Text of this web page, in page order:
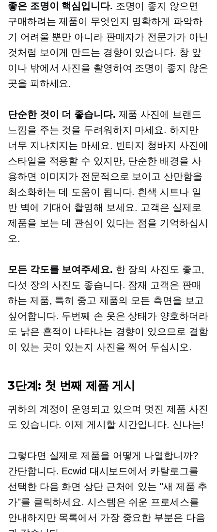
좋은 조명이 핵심입니다. 조명이 좋지 않으면
구매하려는 제품이 무엇인지 명확하게 파악하
기 어려울 뿐만 아니라 판매자가 전문가가 아닌
것처럼 보이게 만드는 경향이 있습니다. 창 앞
이나 밖에서 사진을 촬영하여 조명이 좋지 않은
곳을 피하세요.
단순한 것이 더 좋습니다. 제품 사진에 브랜드
느낌을 주는 것을 두려워하지 마세요. 하지만
너무 지나치지는 마세요. 빈티지 청바지 사진에
스타일을 적용할 수 있지만, 단순한 배경을 사
용하면 이미지가 전문적으로 보이고 산만함을
최소화하는 데 도움이 됩니다. 흰색 시트나 일
반 벽에 기대어 촬영해 보세요. 고객은 실제로
제품을 보는 데 관심이 있다는 점을 기억하십시
오.
모든 각도를 보여주세요. 한 장의 사진도 좋고,
다섯 장의 사진도 좋습니다. 잠재 고객은 판매
하는 제품, 특히 중고 제품의 모든 측면을 보고
싶어합니다. 두번째 손 옷은 상태가 양호하더라
도 낡은 흔적이 나타나는 경향이 있으므로 결함
이 있는 곳이 있는지 사진을 찍어 두십시오.
3단계: 첫 번째 제품 게시
귀하의 계정이 운영되고 있으며 멋진 제품 사진
도 있습니다. 이제 게시할 시간입니다. 신나는!
그렇다면 실제로 제품을 어떻게 나열합니까?
간단합니다. Ecwid 대시보드에서 카탈로그를
선택한 다음 화면 상단 근처에 있는 "새 제품 추
가"를 클릭하세요. 시스템은 쉬운 프로세스를
안내하지만 목록에서 가장 중요한 부분은 다음